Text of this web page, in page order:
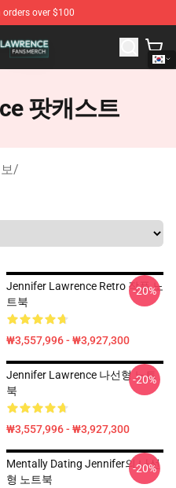
over $100
Official Jennifer Lawrence
팟캐스트
/
Jennifer Lawrence Retro 작풍 노
트북
₩3,557,996 - ₩3,927,300
-20%
Jennifer Lawrence 나선형 노트
북
₩3,557,996 - ₩3,927,300
-20%
Mentally Dating Jennifer의 나선
형 노트북
-20%